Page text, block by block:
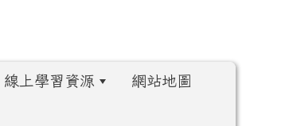
線上學習資源 網站地圖